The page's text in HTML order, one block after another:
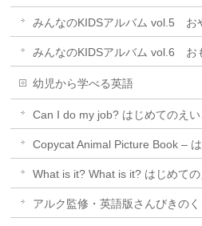
みんなのKIDSアルバム vol.5 お
みんなのKIDSアルバム vol.6 お
幼児から学べる英語
Can I do my job? はじめてのえ
Copycat Animal Picture Book –
What is it? What is it? はじめて
アルク監修・英語版さんびきのく